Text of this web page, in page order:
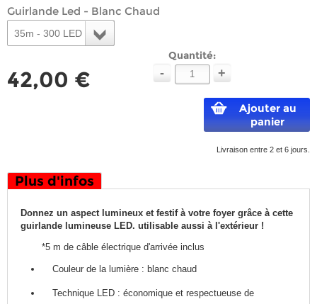
Guirlande Led - Blanc Chaud
35m - 300 LED
42,00 €
Quantité:
- +
Ajouter au
panier
Livraison entre 2 et 6 jours.
Plus d'infos
Donnez un aspect lumineux et festif à votre foyer grâce à cette
guirlande lumineuse LED. utilisable aussi à l'extérieur !
*5 m de câble électrique d'arrivée inclus
Couleur de la lumière : blanc chaud
Technique LED : économique et respectueuse de